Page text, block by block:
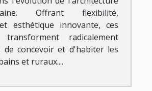
Offrant flexibilité,
esthétique innovante, ces
transforment radicalement
de concevoir et d'habiter les
et ruraux....